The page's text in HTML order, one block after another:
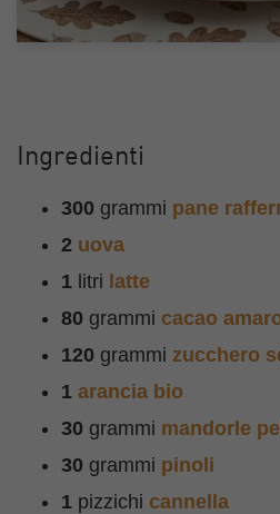
Ingredienti
300 grammi pane
2 uova
1 litri latte
80 grammi cacao
120 grammi zucchero
1 arancia bio
30 grammi mandorle
30 grammi pinoli
1 pizzichi cannella